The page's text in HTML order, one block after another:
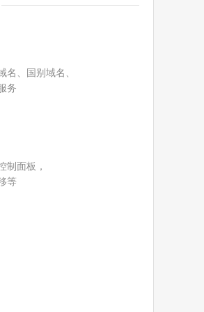
名、国别域名、
务
制面板，
等